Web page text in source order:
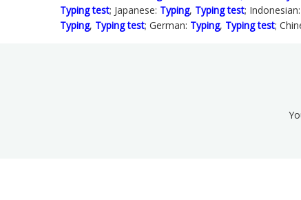
Typing test; Japanese: Typing, Typing test; Indonesian:
Typing, Typing test; German: Typing, Typing test;